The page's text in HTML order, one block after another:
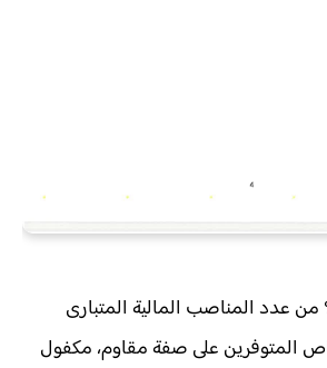
نسبة 25% من عدد المناصب المالية المتبارى
المتوفرين على صفة مقاوم، مكفول